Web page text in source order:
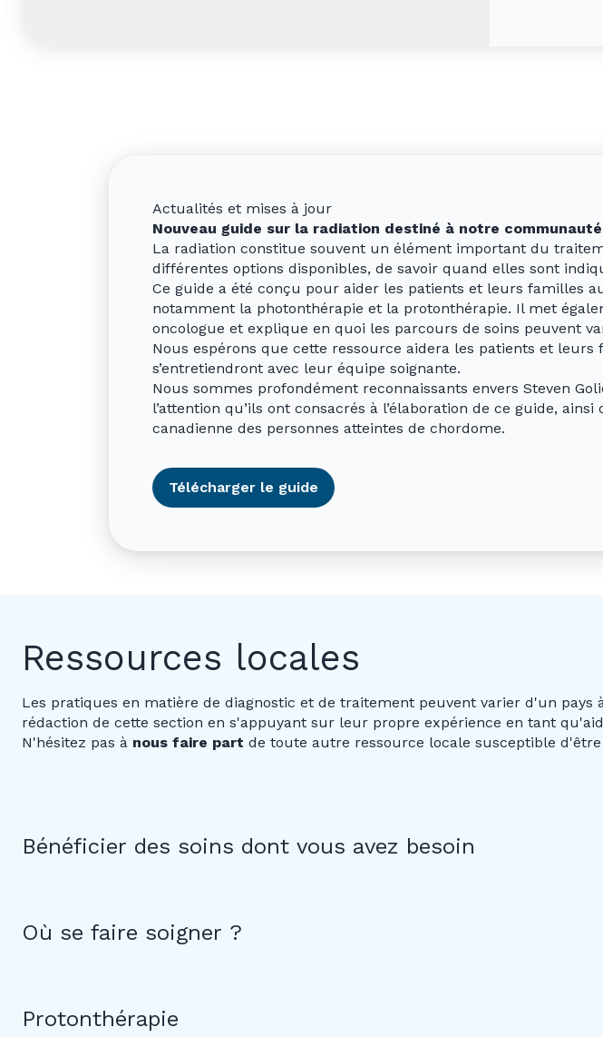
Actualités et mises à jour
Nouveau guide sur la radiation destiné à notre
La radiation constitue souvent un élément important du
différentes options disponibles, de savoir quand elles sont
Ce guide a été conçu pour aider les patients et leurs familles
notamment la photonthérapie et la protonthérapie. Il met
oncologue et explique en quoi les parcours de soins peuvent
Nous espérons que cette ressource aidera les patients et
s’entretiendront avec leur équipe soignante.
Nous sommes profondément reconnaissants envers Steven
l’attention qu’ils ont consacrés à l’élaboration de ce guide,
canadienne des personnes atteintes de chordome.
Télécharger le guide
Ressources locales
Les pratiques en matière de diagnostic et de traitement peuvent varier d'un pays
rédaction de cette section en s'appuyant sur leur propre expérience en tant
N'hésitez pas à nous faire part de toute autre ressource locale susceptible
Bénéficier des soins dont vous avez besoin
Où se faire soigner ?
Protonthérapie